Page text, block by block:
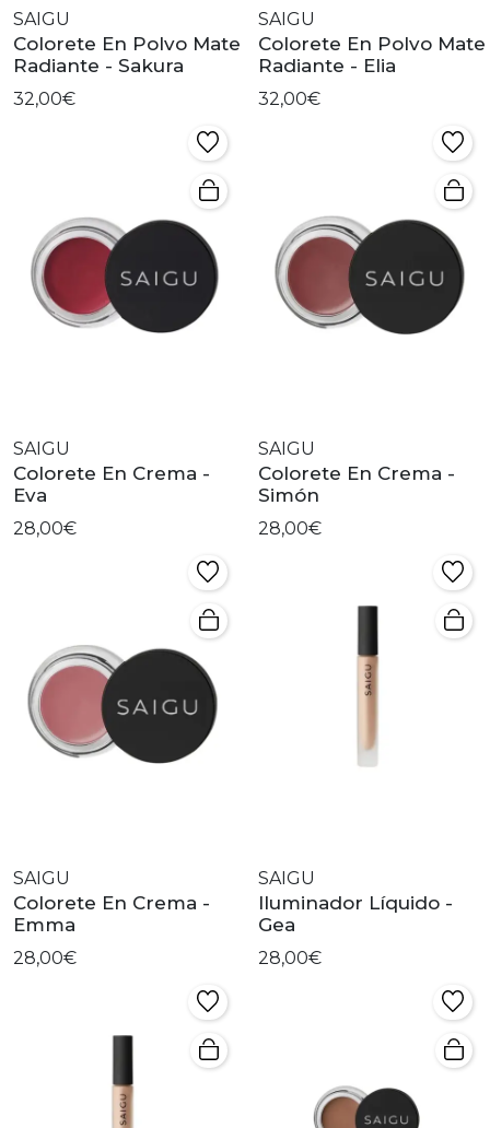
SAIGU
Colorete En Polvo Mate
Radiante - Sakura
32,00€
SAIGU
Colorete En Polvo Mate
Radiante - Elia
32,00€
SAIGU
Colorete En Crema -
Eva
28,00€
SAIGU
Colorete En Crema -
Simón
28,00€
SAIGU
Colorete En Crema -
Emma
28,00€
SAIGU
Iluminador Líquido -
Gea
28,00€